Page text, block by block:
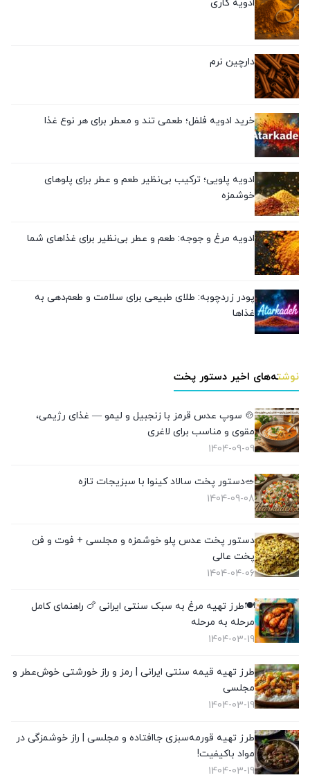
ادویه کاری
دارچین نرم
خرید ادویه فلفل؛ طعمی تند و معطر برای هر نوع غذا
ادویه پلویی؛ ترکیب بی‌نظیر طعم و عطر برای پلوهای
خوشمزه
ادویه مرغ و جوجه: طعم و عطر بی‌نظیر برای غذاهای شما
پودر زردچوبه: طلای طبیعی برای سلامت و طعم‌دهی به
غذاها
نوشته‌های اخیر دستور پخت
🍲 سوپ عدس قرمز با زنجبیل و لیمو — غذای رژیمی،
مقوی و مناسب برای لاغری
1404-09-09
🥗دستور پخت سالاد کینوا با سبزیجات تازه
1404-09-08
دستور پخت عدس پلو خوشمزه و مجلسی + فوت و فن
پخت عالی
1404-04-06
🍽️طرز تهیه مرغ به سبک سنتی ایرانی 🍗 راهنمای کامل
مرحله به مرحله
1404-03-19
طرز تهیه قیمه سنتی ایرانی | رمز و راز خورشتی خوش‌عطر و
مجلسی
1404-03-19
طرز تهیه قورمه‌سبزی جاافتاده و مجلسی | راز خوشمزگی در
مواد باکیفیت!
1404-03-19